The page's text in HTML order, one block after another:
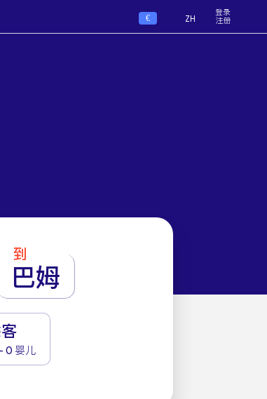
€ ZH
登录
注册
到
巴姆
0 婴儿